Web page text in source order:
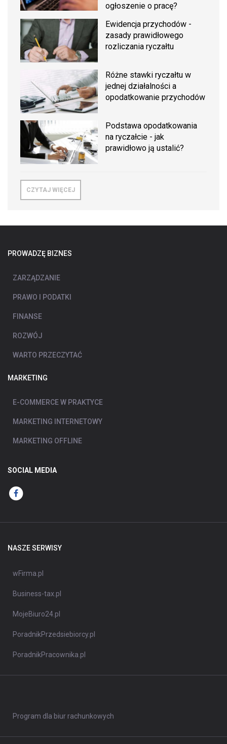
ogłoszenie o pracę?
Ewidencja przychodów -
zasady prawidłowego
rozliczania ryczałtu
Różne stawki ryczałtu w
jednej działalności a
opodatkowanie przychodów
Podstawa opodatkowania
na ryczałcie - jak
prawidłowo ją ustalić?
CZYTAJ WIĘCEJ
PROWADZĘ BIZNES
ZARZĄDZANIE
PRAWO I PODATKI
FINANSE
ROZWÓJ
WARTO PRZECZYTAĆ
MARKETING
E-COMMERCE W PRAKTYCE
MARKETING INTERNETOWY
MARKETING OFFLINE
SOCIAL MEDIA
NASZE SERWISY
wFirma.pl
Business-tax.pl
MojeBiuro24.pl
PoradnikPrzedsiebiorcy.pl
PoradnikPracownika.pl
Program dla biur rachunkowych